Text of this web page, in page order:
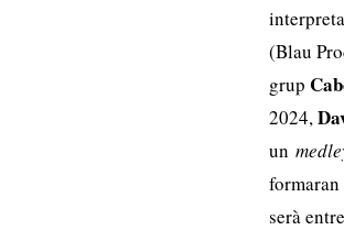
(Blau
grup
2024,
un
serà